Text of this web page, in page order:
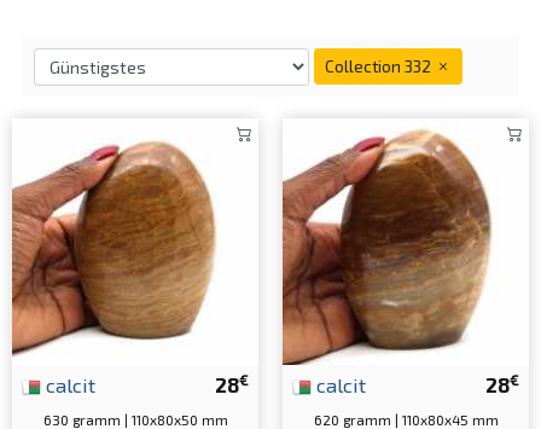
Collection 332
28€
calcit
630 gramm | 110x80x50 mm
28€
calcit
620 gramm | 110x80x45 mm